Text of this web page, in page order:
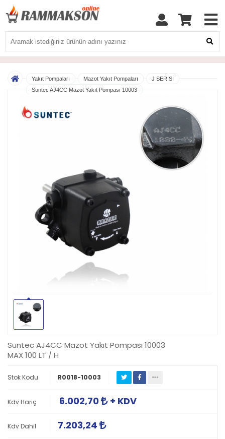
Yakıt Pompaları Mazot Yakıt Pompaları
J SERİSİ
Suntec AJ4CC Mazot Yakıt Pompası 10003
Suntec AJ4CC Mazot Yakıt Pompası 10003
MAX 100 LT / H
Stok Kodu R0018-10003
Kdv Hariç 6.002,70 + KDV
Kdv Dahil 7.203,24